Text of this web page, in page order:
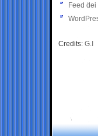
Feed
Credits: G.I